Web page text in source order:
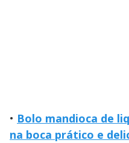
• Bolo mandioca de
na boca prático e